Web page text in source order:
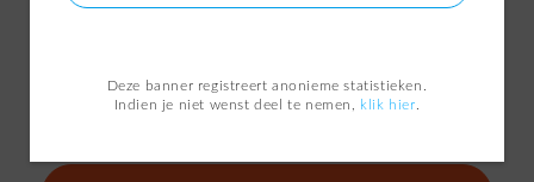
die jaarlijks minstens 500.000 kWh verbruiken
die kansen willen grijpen op de energiemarkt,
met de ideale prijsformule
Deze banner registreert anonieme statistieken.
Indien je niet wenst deel te nemen, klik hier.